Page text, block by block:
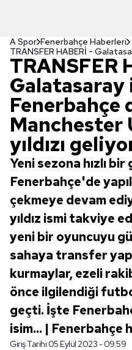
A Spor Fenerbahçe Haberleri
TRANSFER
Fenerbahçe
Manchester
yıldızı
Yeni sezona hızlı
Fenerbahçe'de
çekmeye devam
yıldız ismi takviye
yeni bir oyuncuyu
sahaya transfer
kurmaylar, ezeli
önce ilgilendiği
geçti. İşte
isim... | Fenerbahçe
Giriş Tarihi:05 Eylül 2023 - 09:59